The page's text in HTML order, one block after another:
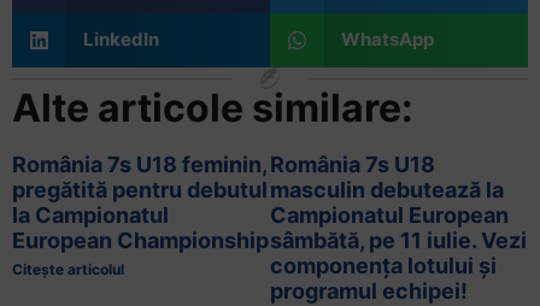
LinkedIn WhatsApp
Alte articole similare:
România 7s U18 feminin,
pregătită pentru debutul
la Campionatul
European Championship
Citește articolul
România 7s U18
masculin debutează la
Campionatul European
sâmbătă, pe 11 iulie. Vezi
componența lotului și
programul echipei!